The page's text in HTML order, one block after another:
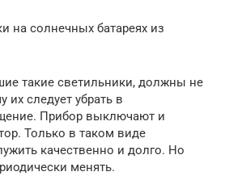
на солнечных батареях из
такие светильники, должны не
их следует убрать в
Прибор выключают и
Только в таком виде
качественно и долго. Но
менять.